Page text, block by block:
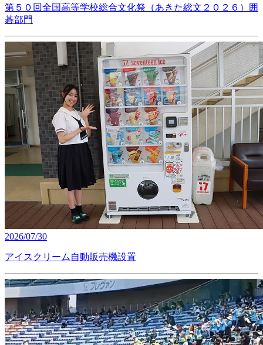
第５０回全国高等学校総合文化祭（あきた総文２０２６）囲
碁部門
2026/07/30
アイスクリーム自動販売機設置